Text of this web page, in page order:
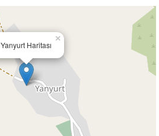
Yanyurt Haritası
×